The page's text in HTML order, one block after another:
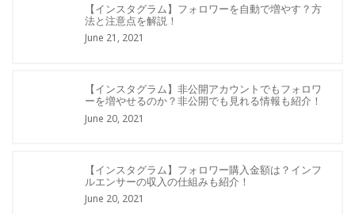
【インスタグラム】フォロワーを自動で増やす？方
法と注意点を解説！
June 21, 2021
【インスタグラム】非公開アカウントでもフォロワ
ーを増やせるのか？非公開でも見れる情報も紹介！
June 20, 2021
【インスタグラム】フォロワー購入金額は？インフ
ルエンサーの収入の仕組みも紹介！
June 20, 2021